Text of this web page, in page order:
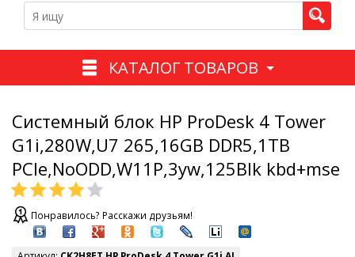
КАТАЛОГ ТОВАРОВ
Системный блок HP ProDesk 4 Tower
G1i,280W,U7 265,16GB DDR5,1TB
PCIe,NoODD,W11P,3yw,125Blk kbd+mse
Понравилось? Расскажи друзьям!